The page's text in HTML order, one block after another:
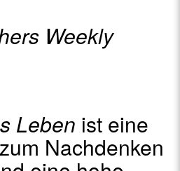
Weekly
Leben ist eine
Nachdenken